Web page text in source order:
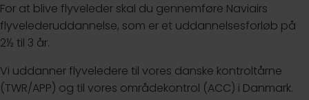
For at blive flyveleder skal du gennemføre Naviairs
flyvelederuddannelse, som er et uddannelsesforløb på
2½ til 3 år.
Vi uddanner flyveledere til vores danske kontroltårne
(TWR/APP) og til vores områdekontrol (ACC) i Danmark.